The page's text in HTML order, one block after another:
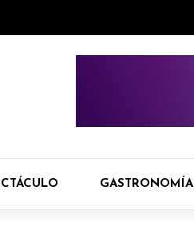
GASTRONOMÍA